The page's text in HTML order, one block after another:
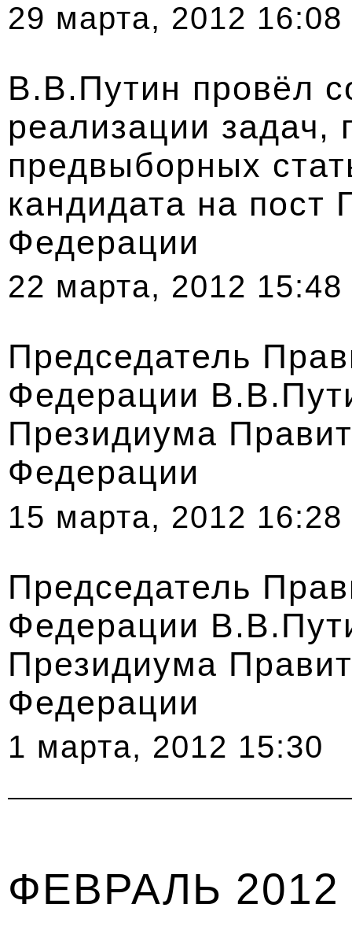
29 марта, 2012 16:08
В.В.Путин провёл
реализации задач,
предвыборных
кандидата на пост
Федерации
22 марта, 2012 15:48
Председатель
Федерации
Президиума
Федерации
15 марта, 2012 16:28
Председатель
Федерации
Президиума
Федерации
1 марта, 2012 15:30
ФЕВРАЛЬ 2012